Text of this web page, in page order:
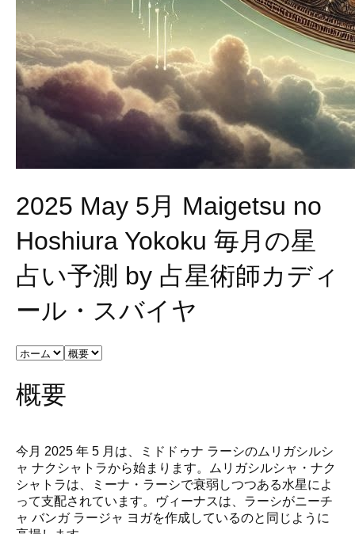
2025 May 5月 Maigetsu no
Hoshiura Yokoku 毎月の星
占い予測 by 占星術師カディ
ール・スバイヤ
概要
今月 2025 年 5 月は、ミドドゥナ ラーシのムリガシルシ
ャ ナクシャトラから始まります。ムリガシルシャ・ナク
シャトラは、ミーナ・ラーシで衰弱しつつある水星によ
って支配されています。ヴィーナスは、ラーシがニーチ
ャ バンガ ラージャ ヨガを作成しているのと同じように